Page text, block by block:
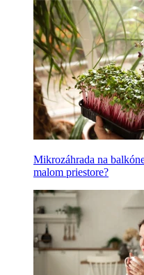
Mikrozáhrada na
malom priestore?